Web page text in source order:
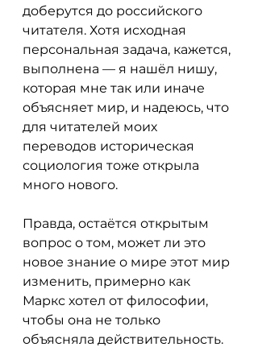
доберутся до российского
читателя. Хотя исходная
персональная задача, кажется,
выполнена — я нашёл нишу,
которая мне так или иначе
объясняет мир, и надеюсь, что
для читателей моих
переводов историческая
социология тоже открыла
много нового.
Правда, остаётся открытым
вопрос о том, может ли это
новое знание о мире этот мир
изменить, примерно как
Маркс хотел от философии,
чтобы она не только
объясняла действительность.